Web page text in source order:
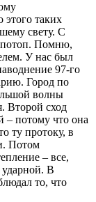
этого таких
свету. С
потоп. Помню,
У нас был
97-го
Город по
волны
Второй сход
– потому что она
ту протоку, в
Потом
– все,
ударной. В
то, что